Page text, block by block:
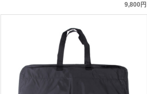
9,800円